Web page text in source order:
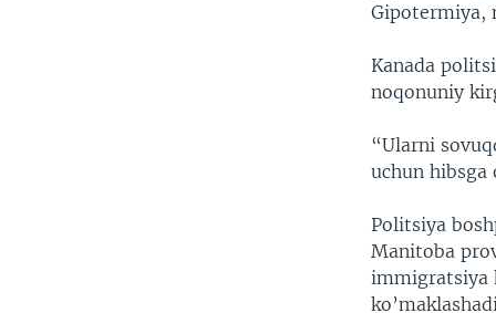
Gipotermiya,
Kanada
noqonuniy
“Ularni
uchun
Politsiya
Manitoba
immigratsiya